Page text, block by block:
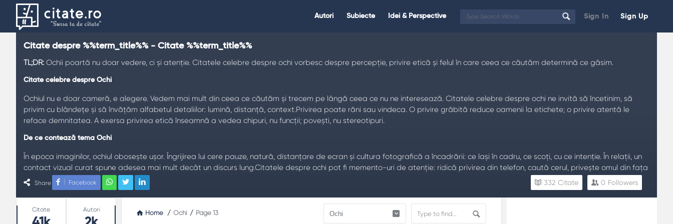
Sign In Sign Up
Citate.ro
Autori Subiecte Idei & Perspective
Citate despre %%term_title%% - Citate %%term_title%%
TL;DR: Ochii poartă nu doar vedere, ci și atenție. Citatele celebre despre ochi vorbesc despre percepție, privire etică și felul în care ceea ce căutăm determină ce găsim.
Citate celebre despre Ochi
Ochiul nu e doar cameră, e alegere. Vedem mai mult din ceea ce căutăm și trecem pe lângă ceea ce nu ne interesează. Citatele celebre despre ochi ne invită să încetinim, să
privim cu blândețe și să învățăm alfabetul detaliilor: lumină, distanță, context.Privirea poate răni sau vindeca. O privire grăbită reduce oamenii la etichete; o privire atentă le
reface demnitatea. A exersa privirea etică înseamnă a vedea chipuri, nu funcții; povești, nu stereotipuri.
De ce contează tema Ochi
În epoca imaginilor, ochiul obosește ușor. Îngrijirea lui cere pauze, natură, distanțare de ecran și cultura fotografică a încadrării: ce lași în cadru, ce scoți, cu ce intenție. În relații, un
contact vizual curat spune adesea mai mult decât un discurs lung.Citatele despre ochi pot fi memento-uri de atenție: ridică privirea din telefon, caută cerul, privește omul din fața
ta până devine din nou persoană.
Teme frecvente
: vezi ceea ce cauți.
Share Facebook 0 Followers
332 Citate
Home / Ochi / Page 13
Stats
Citate Autori